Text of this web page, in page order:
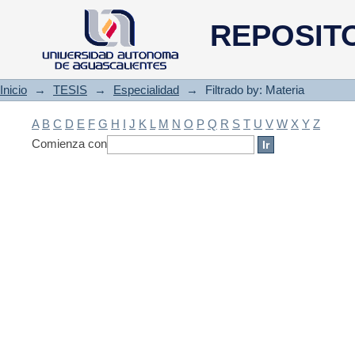
Filtrado by: Materia
Inicio → TESIS → Especialidad → Filtrado by: Materia
A B C D E F G H I J K L M N O P Q R S T U V W X Y Z
Comienza con